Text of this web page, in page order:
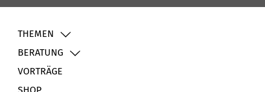
THEMEN
BERATUNG
VORTRÄGE